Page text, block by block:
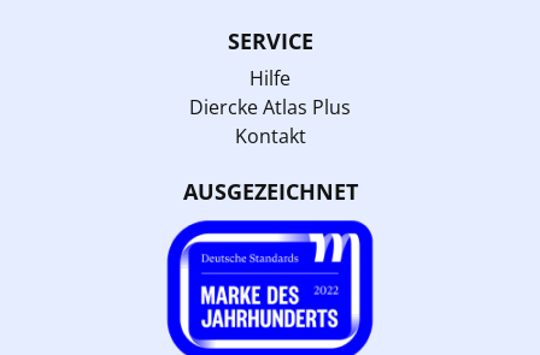
SERVICE
Hilfe
Diercke Atlas Plus
Kontakt
AUSGEZEICHNET